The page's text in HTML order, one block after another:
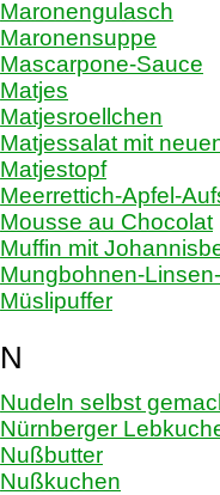
Maronengulasch
Maronensuppe
Mascarpone-Sauce
Matjes
Matjesroellchen
Matjessalat mit
Matjestopf
Meerrettich-Apfel-
Mousse au Chocolat
Muffin mit
Mungbohnen-
Müslipuffer
N
Nudeln selbst
Nürnberger
Nußbutter
Nußkuchen